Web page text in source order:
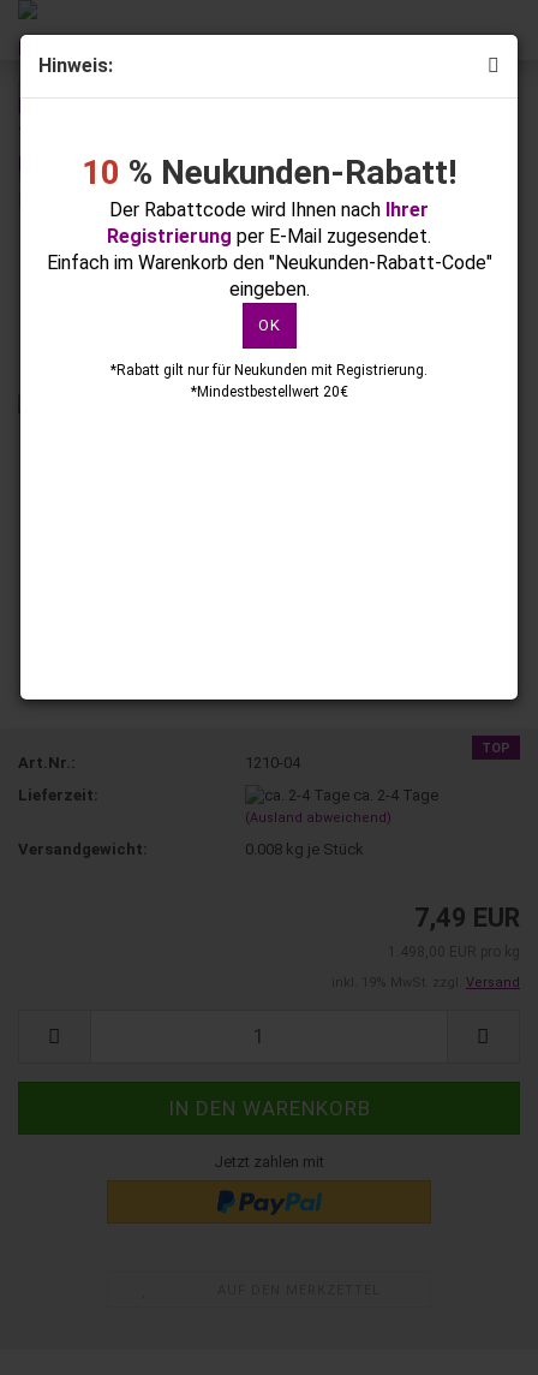
Hinweis:
10 % Neukunden-Rabatt!
Der Rabattcode wird Ihnen nach Ihrer
Registrierung per E-Mail zugesendet.
Einfach im Warenkorb den "Neukunden-Rabatt-Code"
eingeben.
OK
*Rabatt gilt nur für Neukunden mit Registrierung.
*Mindestbestellwert 20€
« Erster « zurück weiter »
Letzter »
MOLLY NAILS GLAMOUR WOMEN SWEET DREAMS 04
HEMA/DI-HEMA-Frei 8G
TOP
Art.Nr.:
1210-04
Lieferzeit:
ca. 2-4 Tage
(Ausland abweichend)
Versandgewicht: 0.008 kg je Stück
7,49 EUR
Versand
Jetzt zahlen mit